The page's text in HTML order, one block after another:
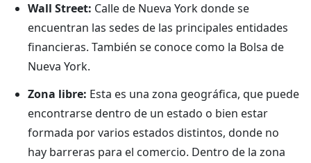
Wall Street: Calle de Nueva York donde se
encuentran las sedes de las principales entidades
financieras. También se conoce como la Bolsa de
Nueva York.
Zona libre: Esta es una zona geográfica, que puede
encontrarse dentro de un estado o bien estar
formada por varios estados distintos, donde no
hay barreras para el comercio. Dentro de la zona